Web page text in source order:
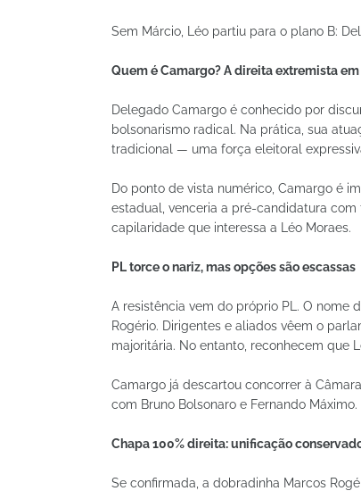
Sem Márcio, Léo partiu para o plano B:
Quem é Camargo? A direita extremista
Delegado Camargo é conhecido por
bolsonarismo radical. Na prática, sua
tradicional — uma força eleitoral
Do ponto de vista numérico, Camargo é
estadual, venceria a pré-candidatura
capilaridade que interessa a Léo Moraes.
PL torce o nariz, mas opções são escassas
A resistência vem do próprio PL. O nome
Rogério. Dirigentes e aliados vêem o
majoritária. No entanto, reconhecem que
Camargo já descartou concorrer à
com Bruno Bolsonaro e Fernando Máximo.
Chapa 100% direita: unificação
Se confirmada, a dobradinha Marcos